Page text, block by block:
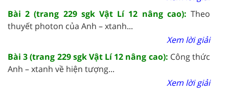
Bài 2 (trang 229 sgk Vật Lí 12 nâng cao): Theo
thuyết photon của Anh – xtanh...
Xem lời giải
Bài 3 (trang 229 sgk Vật Lí 12 nâng cao): Công thức
Anh – xtanh về hiện tượng...
Xem lời giải